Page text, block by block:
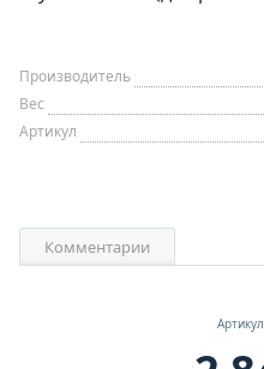
Производитель
Вес
Артикул
Комментарии